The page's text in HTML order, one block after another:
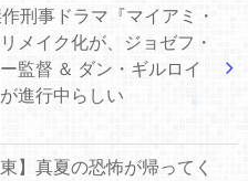
刑事ドラマ『マイアミ・
メイク化が、ジョゼフ・
監督 ＆ ダン・ギルロイ
進行中らしい
】真夏の恐怖が帰ってく